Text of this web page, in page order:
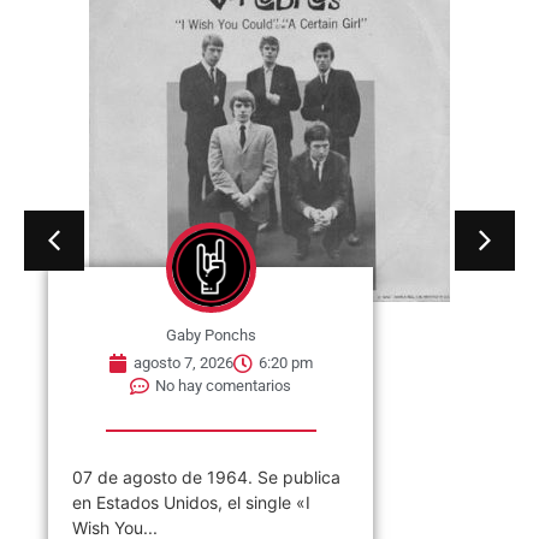
Gaby Ponchs
agosto 7, 2026
6:20 pm
No hay comentarios
07 de agosto de 1964. Se publica
en Estados Unidos, el single «I
Wish You...